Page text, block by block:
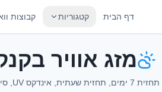
דף הבית קטגוריות קבוצות
מזג אוויר
תחזית 7 ימים, תחזית שעתית, אינדקס UV, סיכויי גשם וטיפים לאריזה לקנקון